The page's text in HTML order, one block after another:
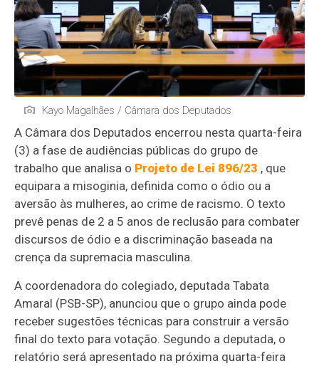
Kayo Magalhães / Câmara dos Deputados
A Câmara dos Deputados encerrou nesta quarta-feira
(3) a fase de audiências públicas do grupo de
trabalho que analisa o Projeto de Lei 896/23 , que
equipara a misoginia, definida como o ódio ou a
aversão às mulheres, ao crime de racismo. O texto
prevê penas de 2 a 5 anos de reclusão para combater
discursos de ódio e a discriminação baseada na
crença da supremacia masculina.
A coordenadora do colegiado, deputada Tabata
Amaral (PSB-SP), anunciou que o grupo ainda pode
receber sugestões técnicas para construir a versão
final do texto para votação. Segundo a deputada, o
relatório será apresentado na próxima quarta-feira